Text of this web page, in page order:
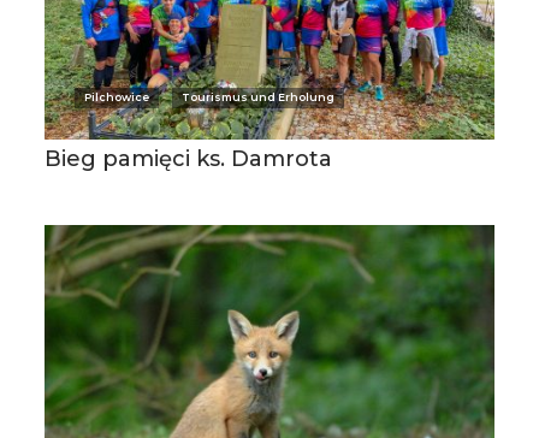
Pilchowice Tourismus und Erholung
Bieg pamięci ks. Damrota